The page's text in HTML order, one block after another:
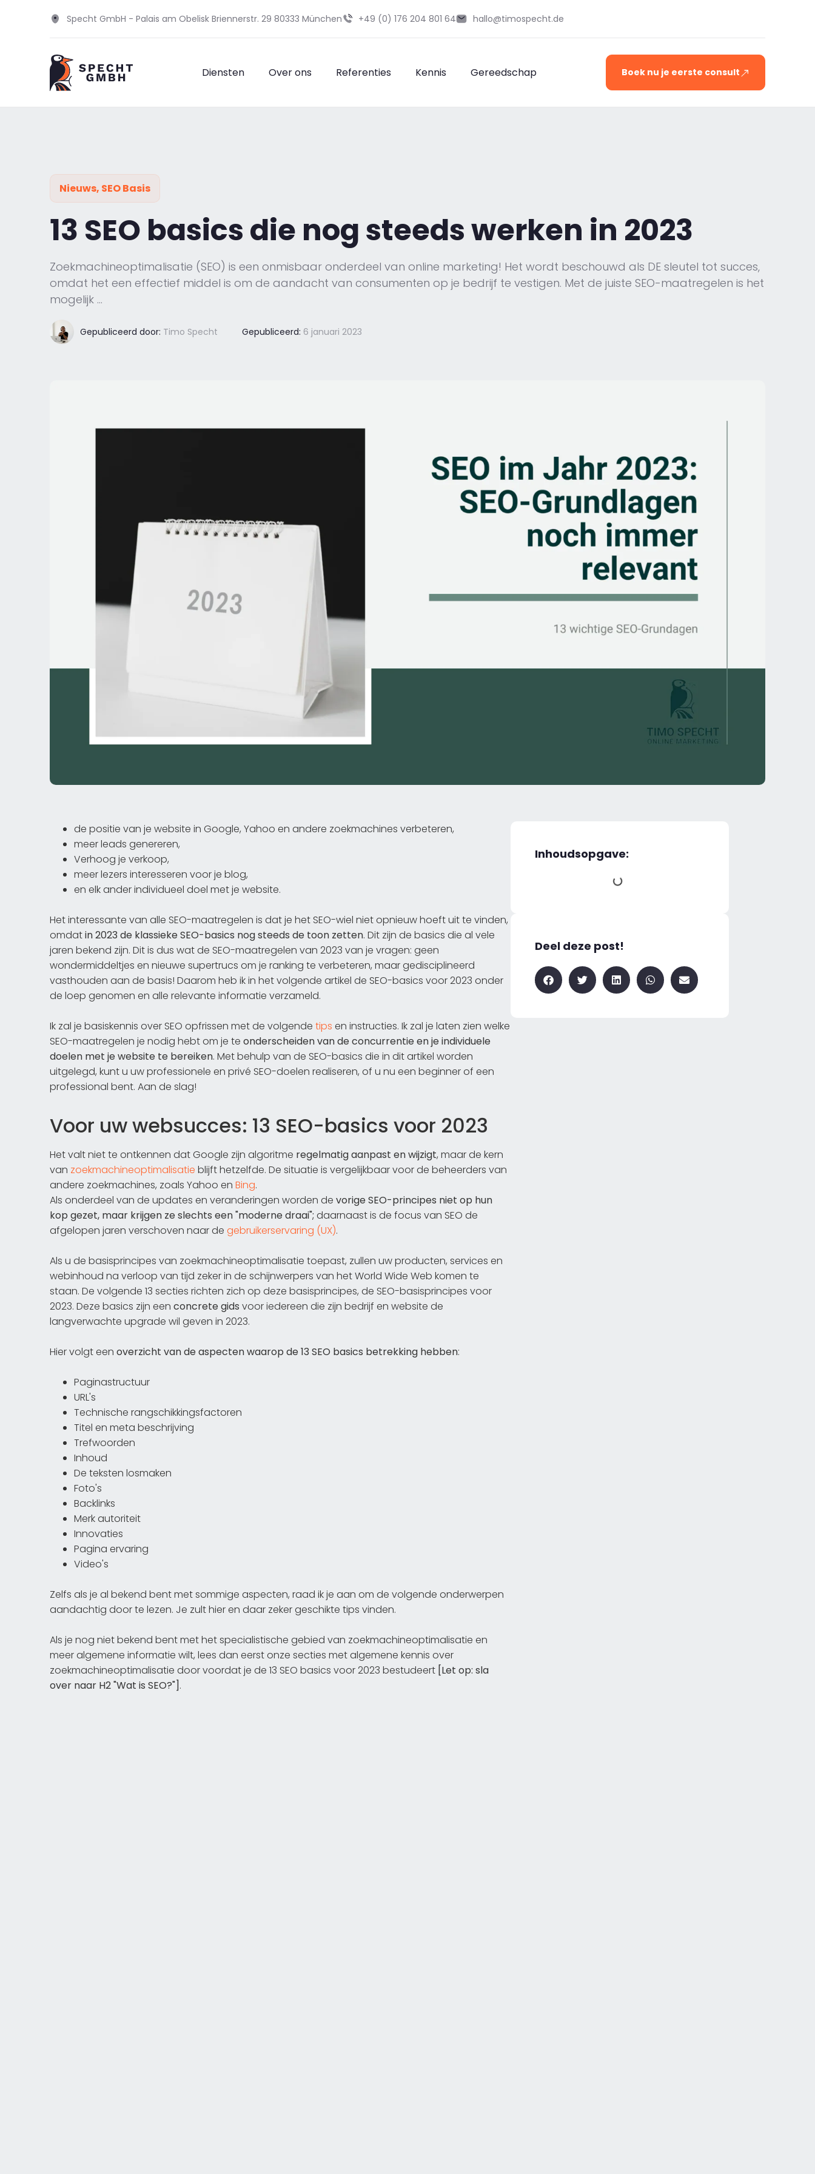
Specht GmbH - Palais am Obelisk Briennerstr. 29 80333 München +49 (0) 176 204 801 64 hallo@timospecht.de
Diensten Over ons Referenties Kennis Gereedschap Boek nu je eerste consult
Nieuws, SEO Basis
13 SEO basics die nog steeds werken in 2023
Zoekmachineoptimalisatie (SEO) is een onmisbaar onderdeel van online marketing! Het wordt beschouwd als DE sleutel tot succes,
omdat het een effectief middel is om de aandacht van consumenten op je bedrijf te vestigen. Met de juiste SEO-maatregelen is het
mogelijk ...
Gepubliceerd door: Timo Specht Gepubliceerd: 6 januari 2023
de positie van je website in Google, Yahoo en andere zoekmachines verbeteren,
meer leads genereren,
Verhoog je verkoop,
meer lezers interesseren voor je blog,
en elk ander individueel doel met je website.
Het interessante van alle SEO-maatregelen is dat je het SEO-wiel niet opnieuw hoeft uit te vinden,
omdatin 2023 de klassieke SEO-basics nog steeds de toon zetten. Dit zijn de basics die al vele
jaren bekend zijn. Dit is dus wat de SEO-maatregelen van 2023 van je vragen: geen
wondermiddeltjes en nieuwe supertrucs om je ranking te verbeteren, maar gedisciplineerd
vasthouden aan de basis! Daarom heb ik in het volgende artikel de SEO-basics voor 2023 onder
de loep genomen en alle relevante informatie verzameld.
Ik zal je basiskennis over SEO opfrissen met de volgende tips en instructies. Ik zal je laten zien welke
SEO-maatregelen je nodig hebt om je te onderscheiden van de concurrentie en je individuele
doelen met je website te bereiken. Met behulp van de SEO-basics die in dit artikel worden
uitgelegd, kunt u uw professionele en privé SEO-doelen realiseren, of u nu een beginner of een
professional bent. Aan de slag!
Voor uw websucces: 13 SEO-basics voor 2023
Het valt niet te ontkennen dat Google zijn algoritme regelmatig aanpast en wijzigt, maar de kern
van zoekmachineoptimalisatie blijft hetzelfde. De situatie is vergelijkbaar voor de beheerders van
andere zoekmachines, zoals Yahoo en Bing.
Als onderdeel van de updates en veranderingen worden de vorige SEO-principes niet op hun
kop gezet, maar krijgen ze slechts een "moderne draai"; daarnaast is de focus van SEO de
afgelopen jaren verschoven naar de gebruikerservaring (UX).
Als u de basisprincipes van zoekmachineoptimalisatie toepast, zullen uw producten, services en
webinhoud na verloop van tijd zeker in de schijnwerpers van het World Wide Web komen te
staan. De volgende 13 secties richten zich op deze basisprincipes, de SEO-basisprincipes voor
2023. Deze basics zijn een concrete gids voor iedereen die zijn bedrijf en website de
langverwachte upgrade wil geven in 2023.
Hier volgt een overzicht van de aspecten waarop de 13 SEO basics betrekking hebben:
Paginastructuur
URL's
Technische rangschikkingsfactoren
Titel en meta beschrijving
Trefwoorden
Inhoud
De teksten losmaken
Foto's
Backlinks
Merk autoriteit
Innovaties
Pagina ervaring
Video's
Zelfs als je al bekend bent met sommige aspecten, raad ik je aan om de volgende onderwerpen
aandachtig door te lezen. Je zult hier en daar zeker geschikte tips vinden.
Als je nog niet bekend bent met het specialistische gebied van zoekmachineoptimalisatie en
meer algemene informatie wilt, lees dan eerst onze secties met algemene kennis over
zoekmachineoptimalisatie door voordat je de 13 SEO basics voor 2023 bestudeert [Let op: sla
over naar H2 "Wat is SEO?"].
Inhoudsopgave:
Deel deze post!